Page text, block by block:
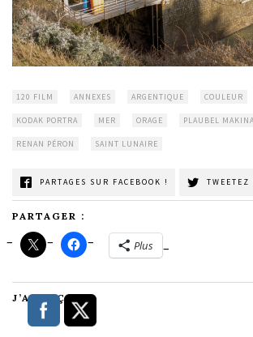
120 FILM ANNEXES ARGENTIQUE COULEUR
KODAK PORTRA MER ORAGE PLAUBEL
RENAN PÉRON SAINT LUNAIRE
PARTAGES SUR FACEBOOK ! TWEETEZ
PARTAGER :
Plus
J’AIME ÇA :